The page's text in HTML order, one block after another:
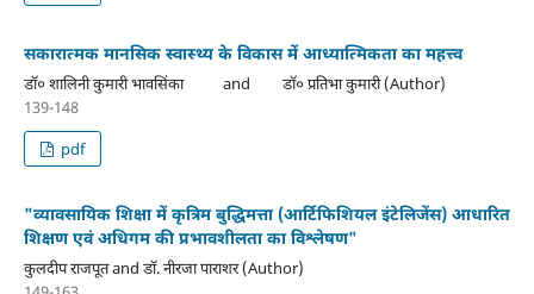
सकारात्मक मानसिक स्वास्थ्य के विकास में आध्यात्मिकता का महत्त्व
डॉ० शालिनी कुमारी भावसिंका and डॉ० प्रतिभा कुमारी (Author)
139-148
pdf
"व्यावसायिक शिक्षा में कृत्रिम बुद्धिमत्ता (आर्टिफिशियल इंटेलिजेंस) आधारित
शिक्षण एवं अधिगम की प्रभावशीलता का विश्लेषण"
कुलदीप राजपूत and डॉ. नीरजा पाराशर (Author)